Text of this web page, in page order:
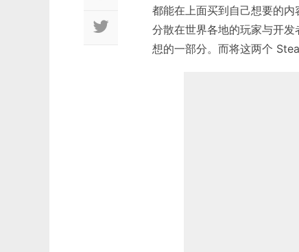
都能在上面买到自己想要的
分散在世界各地的玩家与开
想的一部分。而将这两个